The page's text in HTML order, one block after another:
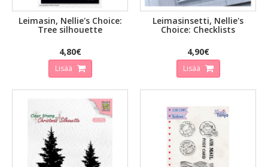
Leimasin, Nellie's Choice:
Tree silhouette
4,80€
Lisää
Leimasinsetti, Nellie's
Choice: Checklists
4,90€
Lisää